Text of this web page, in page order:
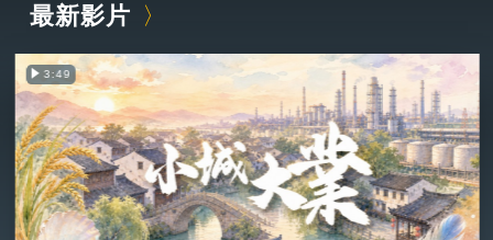
最新影片
3:49